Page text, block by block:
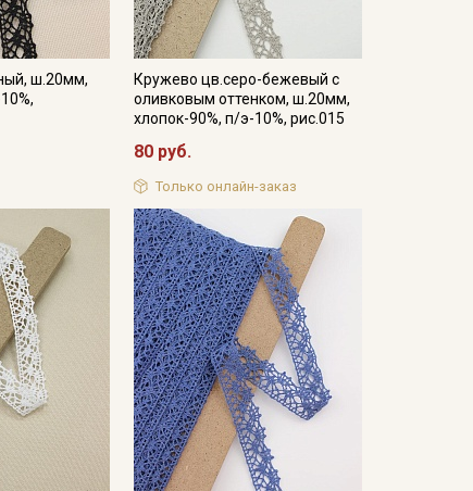
ш.20мм,
Кружево цв.серо-бежевый с
оливковым оттенком, ш.20мм,
хлопок-90%, п/э-10%, рис.015
80 руб.
Только онлайн-заказ